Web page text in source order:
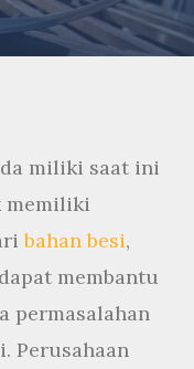
miliki saat ini
memiliki
bahan besi,
membantu
permasalahan
Perusahaan